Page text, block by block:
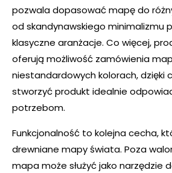
pozwala dopasować mapę do
od skandynawskiego minimalizmu
klasyczne aranżacje. Co więcej,
oferują możliwość zamówienia
niestandardowych kolorach, dzięki
stworzyć produkt idealnie
potrzebom.
Funkcjonalność to kolejna cecha,
drewniane mapy świata. Poza
mapa może służyć jako narzędzie